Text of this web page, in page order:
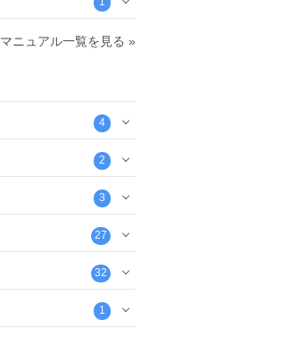
マニュアル一覧を見る »
4
2
3
27
32
1